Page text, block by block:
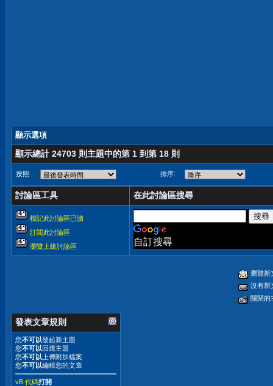
顯示選項
顯示總計 24703 則主題中的第 1 到第 18 則
按照: 排序:
討論區工具 在此討論區搜尋
標記此討論區已讀
訂閱此討論區
瀏覽上級討論區
自訂搜尋
瀏覽新
沒有新
關閉的
發表文章規則
您不可以發起新主題
您不可以回應主題
您不可以 上傳附加檔案
您不可以編輯您的文章
vB 代碼打開